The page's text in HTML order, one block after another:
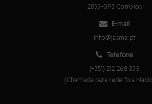
2855-093 Corroios
E-mail
info@jasma.pt
Telefone
(+351) 212 268 838
(Chamada para rede fixa